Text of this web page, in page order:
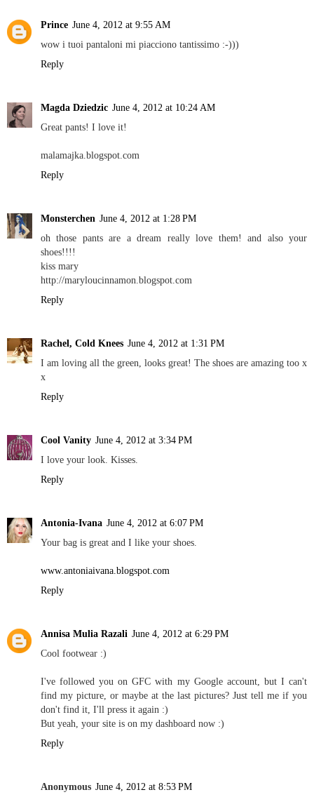
Prince June 4, 2012 at 9:55 AM
wow i tuoi pantaloni mi piacciono tantissimo :-)))
Reply
Magda Dziedzic June 4, 2012 at 10:24 AM
Great pants! I love it!
malamajka.blogspot.com
Reply
Monsterchen June 4, 2012 at 1:28 PM
oh those pants are a dream really love them! and also your
shoes!!!!
kiss mary
http://maryloucinnamon.blogspot.com
Reply
Rachel, Cold Knees June 4, 2012 at 1:31 PM
I am loving all the green, looks great! The shoes are amazing too x
x
Reply
Cool Vanity June 4, 2012 at 3:34 PM
I love your look. Kisses.
Reply
Antonia-Ivana June 4, 2012 at 6:07 PM
Your bag is great and I like your shoes.
www.antoniaivana.blogspot.com
Reply
Annisa Mulia Razali June 4, 2012 at 6:29 PM
Cool footwear :)
I've followed you on GFC with my Google account, but I can't
find my picture, or maybe at the last pictures? Just tell me if you
don't find it, I'll press it again :)
But yeah, your site is on my dashboard now :)
Reply
Anonymous June 4, 2012 at 8:53 PM